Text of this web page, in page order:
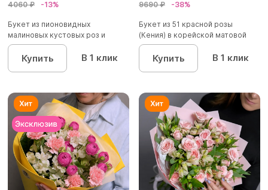
4060 ₽ -13%
Букет из пионовидных
малиновых кустовых роз и
альстроме...
Купить В 1 клик
9690 ₽ -38%
Букет из 51 красной розы
(Кения) в корейской матовой
уп...
Купить В 1 клик